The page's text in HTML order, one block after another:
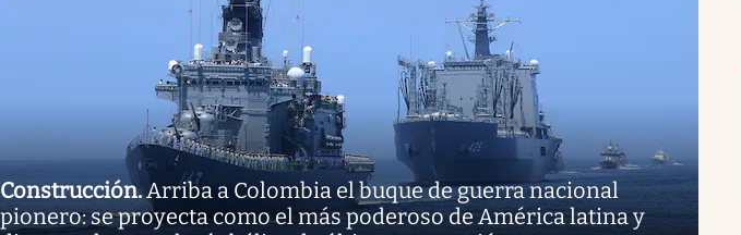
Construcción.Arriba a Colombia el buque de guerra nacional
pionero: se proyecta como el más poderoso de América latina y